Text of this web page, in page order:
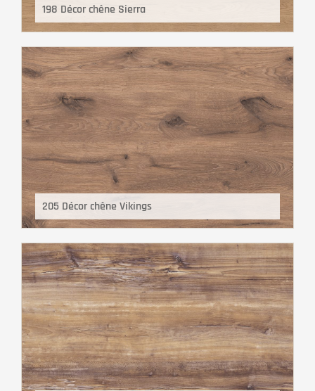
198 Décor chêne Sierra
205 Décor chêne Vikings